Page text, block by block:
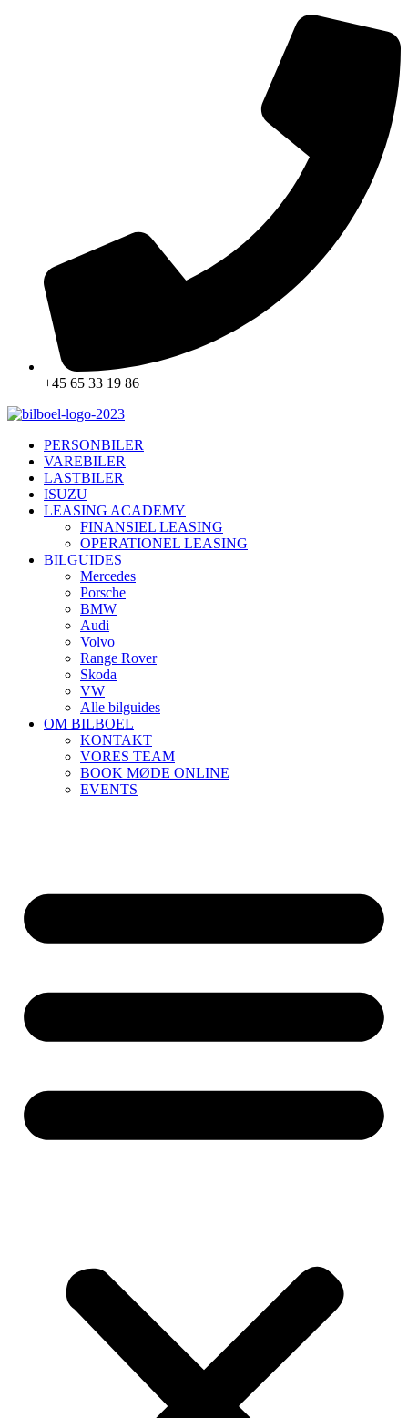
+45 65 33 19 86
PERSONBILER
VAREBILER
LASTBILER
ISUZU
LEASING ACADEMY
FINANSIEL LEASING
OPERATIONEL LEASING
BILGUIDES
Mercedes
Porsche
BMW
Audi
Volvo
Range Rover
Skoda
VW
Alle bilguides
OM BILBOEL
KONTAKT
VORES TEAM
BOOK MØDE ONLINE
EVENTS